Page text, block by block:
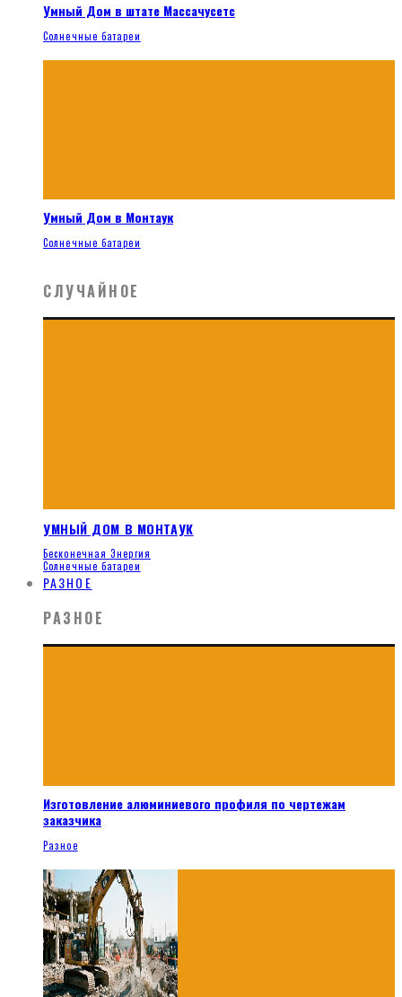
Умный Дом в штате Массачусетс
Солнечные батареи
Умный Дом в Монтаук
Солнечные батареи
СЛУЧАЙНОЕ
УМНЫЙ ДОМ В МОНТАУК
Бесконечная Энергия
Солнечные батареи
РАЗНОЕ
РАЗНОЕ
Изготовление алюминиевого профиля по чертежам
заказчика
Разное